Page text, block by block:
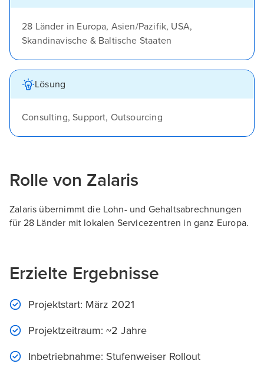
28 Länder in Europa, Asien/Pazifik, USA,
Skandinavische & Baltische Staaten
Lösung
Consulting, Support, Outsourcing
Rolle von Zalaris
Zalaris übernimmt die Lohn- und Gehaltsabrechnungen
für 28 Länder mit lokalen Servicezentren in ganz Europa.
Erzielte Ergebnisse
Projektstart: März 2021
Projektzeitraum: ~2 Jahre
Inbetriebnahme: Stufenweiser Rollout